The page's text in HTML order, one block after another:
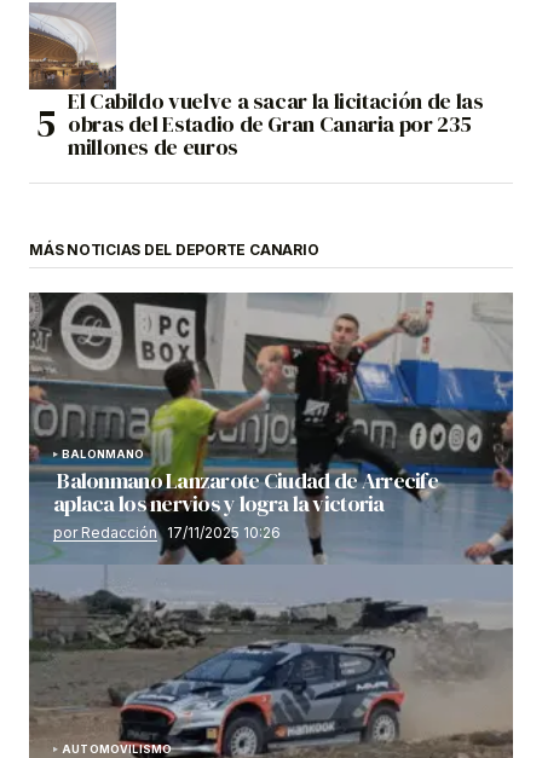
El Cabildo vuelve a sacar la licitación de las
obras del Estadio de Gran Canaria por 235
millones de euros
MÁS NOTICIAS DEL DEPORTE CANARIO
BALONMANO
Balonmano Lanzarote Ciudad de Arrecife
aplaca los nervios y logra la victoria
por Redacción 17/11/2025 10:26
AUTOMOVILISMO